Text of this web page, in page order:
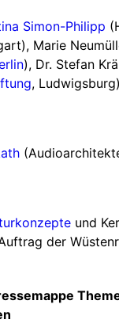
Simon-Philipp
Marie
), Dr. Stefan
, Ludwigsburg)
und
der